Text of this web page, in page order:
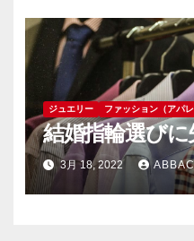
ジュエリー ファッション（アパレ
結婚指輪選び
3月 18, 2022